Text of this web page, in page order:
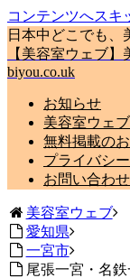
コンテンツへスキ
日本中どこでも、
【美容室ウェブ
biyou.co.uk
お知らせ
美容室ウェ
無料掲載の
プライバシ
お問い合わせ
美容室ウェブ
愛知県
一宮市
尾張一宮・名